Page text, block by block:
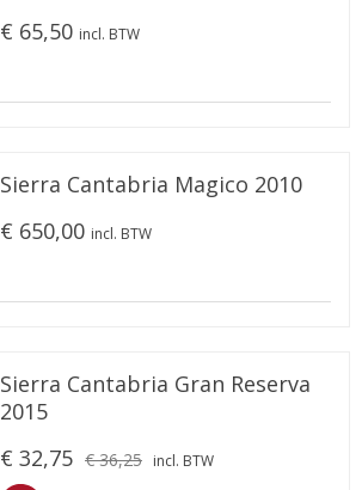
€ 65,50 incl. BTW
Sierra Cantabria Magico 2010
€ 650,00 incl. BTW
Sierra Cantabria Gran Reserva
2015
€ 32,75 € 36,25 incl. BTW